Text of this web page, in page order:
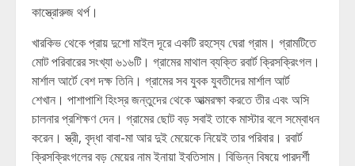
কাস্ত্রোরুজ থর্প।
খারকিভ থেকে প্রায় দুশো মাইল দূরে একটি রহস্যে ঘেরা গ্রাম। গ্রামটিতে
মোট পরিবারের সংখ্যা ৬১৬টি। গ্রামের মাথাল ব্যক্তি রবার্ট ক্রিসক্রিংগল।
মার্শাল আর্টে বেশ দক্ষ তিনি। গ্রামের সব যুবক যুবতীদের মার্শাল আর্ট
শেখান। পাশাপাশি হিংস্র জন্তুদের থেকে আত্মরক্ষা করতে তীর এবং অসি
চালনার প্রশিক্ষণ দেন। গ্রামের ছোট বড় সবাই তাকে মাস্টার বলে সম্বোধন
করেন। স্ত্রী, বৃদ্ধা বাবা-মা আর দুই মেয়েকে নিয়েই তার পরিবার। রবার্ট
ক্রিসক্রিংগলের বড় মেয়ের নাম ইনায়া ইবতিসাম। বিভিন্ন বিষয়ে পারদর্শী